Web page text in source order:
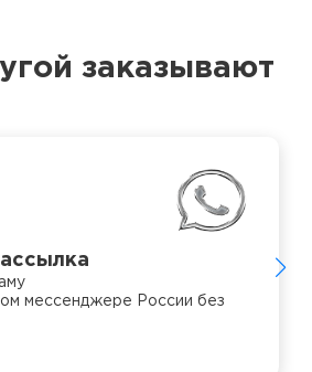
заказывают
мессенджере России без
обработкой
о рекламе
информационных и рекламных